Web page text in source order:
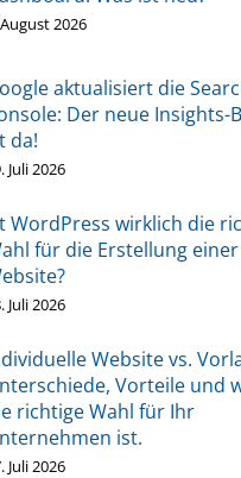
2026
aktualisiert die
Der neue Insights-
da!
Juli 2026
WordPress wirklich die
für die Erstellung einer
Juli 2026
Website vs.
Vorteile und
richtige Wahl für Ihr
ist.
Juli 2026